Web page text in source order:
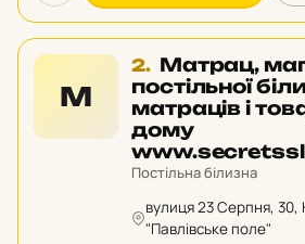
М
2. Місце
2
у
рейтингу:
Матрац,
постільної
матраців і
дому
Постільна білизна
вулиця 23 Серпня, 30,
"Павлівське поле"